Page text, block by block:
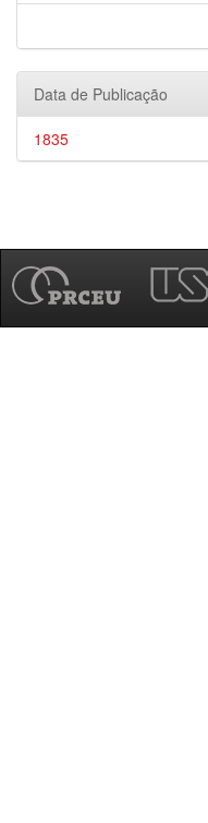
Data de Publicação
1835